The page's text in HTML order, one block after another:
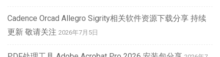
Cadence Orcad Allegro Sigrity相关软件资源下载分享 持续
更新 敬请关注 2026年7月5日